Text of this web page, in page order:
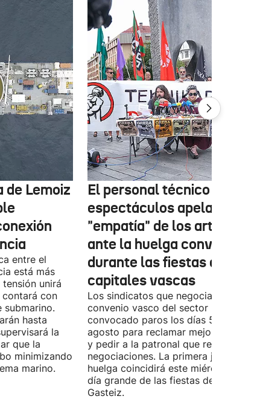
Lemoiz
entre el
está más
unirá
contará con
submarino.
hasta
la
que la
minimizando
marino.
El personal técnico de
espectáculos apela a la
"empatía" de los artistas
ante la huelga convocada
durante las fiestas de las
capitales vascas
Los sindicatos que negocian el
convenio vasco del sector han
convocado paros los días 5, 14 y 26
agosto para reclamar mejoras
y pedir a la patronal que retome las
negociaciones. La primera jornada de
huelga coincidirá este miércoles con
día grande de las fiestas de Vitoria-
Gasteiz.